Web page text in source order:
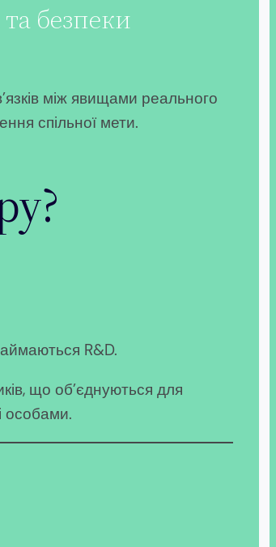
безпеки
між явищами реального
спільної мети.
R&D.
що об’єднуються для
особами.